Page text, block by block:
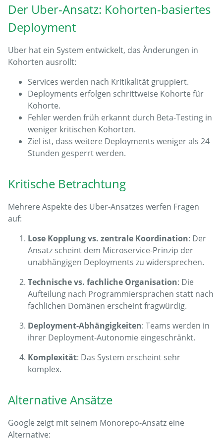
Der Uber-Ansatz: Kohorten-basiertes
Deployment
Uber hat ein System entwickelt, das Änderungen in
Kohorten ausrollt:
Services werden nach Kritikalität gruppiert.
Deployments erfolgen schrittweise Kohorte für
Kohorte.
Fehler werden früh erkannt durch Beta-Testing in
weniger kritischen Kohorten.
Ziel ist, dass weitere Deployments weniger als 24
Stunden gesperrt werden.
Kritische Betrachtung
Mehrere Aspekte des Uber-Ansatzes werfen Fragen
auf:
Lose Kopplung vs. zentrale Koordination: Der
Ansatz scheint dem Microservice-Prinzip der
unabhängigen Deployments zu widersprechen.
Technische vs. fachliche Organisation: Die
Aufteilung nach Programmiersprachen statt nach
fachlichen Domänen erscheint fragwürdig.
Deployment-Abhängigkeiten: Teams werden in
ihrer Deployment-Autonomie eingeschränkt.
Komplexität: Das System erscheint sehr
komplex.
Alternative Ansätze
Google zeigt mit seinem Monorepo-Ansatz eine
Alternative: